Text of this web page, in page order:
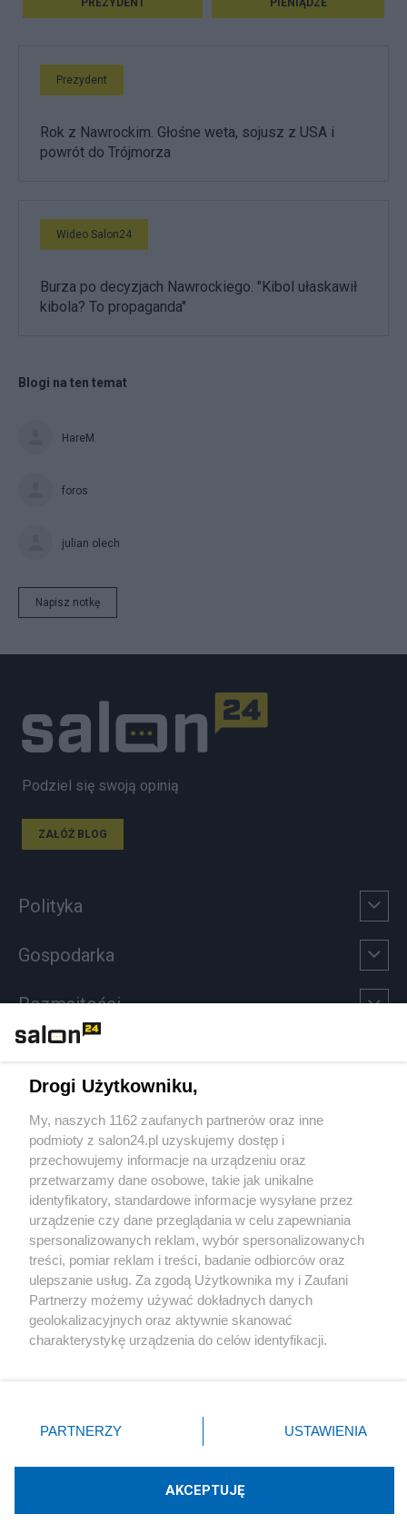
PREZYDENT PIENIĄDZE
Prezydent
Rok z Nawrockim. Głośne weta, sojusz z USA i
powrót do Trójmorza
Wideo Salon24
Burza po decyzjach Nawrockiego. "Kibol ułaskawił
kibola? To propaganda"
Blogi na ten temat
HareM
foros
julian olech
Napisz notkę
Podziel się swoją opinią
ZAŁÓŻ BLOG
Polityka
Gospodarka
Rozmaitości
Sport
Społeczeństwo
Kultura
X Facebook Instagram Youtube
Technologię dostarcza:W3media.pl
Drogi Użytkowniku,
My, naszych 1162 zaufanych partnerów oraz inne
podmioty z salon24.pl uzyskujemy dostęp i
przechowujemy informacje na urządzeniu oraz
przetwarzamy dane osobowe, takie jak unikalne
identyfikatory, standardowe informacje wysyłane przez
urządzenie czy dane przeglądania w celu zapewniania
spersonalizowanych reklam, wybór spersonalizowanych
treści, pomiar reklam i treści, badanie odbiorców oraz
ulepszanie usług. Za zgodą Użytkownika my i Zaufani
Partnerzy możemy używać dokładnych danych
geolokalizacyjnych oraz aktywnie skanować
charakterystykę urządzenia do celów identyfikacji.
zmienić/wycofać klikając przycisk ustawień prywatności
znajdujący się w lewym dolnym rogu strony
rodzaje przetwarzania danych nie wymagają zgody
użytkownika, ale masz prawo sprzeciwić się takiemu
PARTNERZY USTAWIENIA
AKCEPTUJĘ